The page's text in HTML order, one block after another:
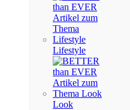
Lifestyle
Look